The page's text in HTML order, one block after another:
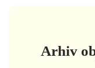
Arhiv